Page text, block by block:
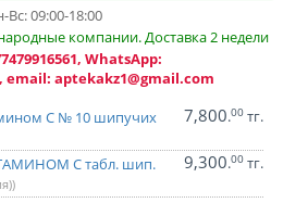
Вс: 09:00-18:00
компании. Доставка 2 недели
WhatsApp:
email: aptekakz1@gmail.com
С № 10 шипучих
7,800.00 тг.
C табл. шип.
9,300.00 тг.